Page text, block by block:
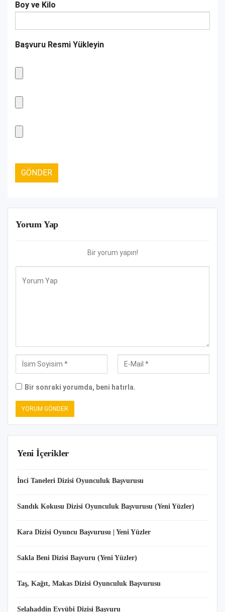
Boy ve Kilo
Başvuru Resmi Yükleyin
Yorum Yap
Bir yorum yapın!
Bir sonraki yorumda, beni hatırla.
Yeni İçerikler
İnci Taneleri Dizisi Oyunculuk Başvurusu
Sandık Kokusu Dizisi Oyunculuk Başvurusu (Yeni Yüzler)
Kara Dizisi Oyuncu Başvurusu | Yeni Yüzler
Sakla Beni Dizisi Başvuru (Yeni Yüzler)
Taş, Kağıt, Makas Dizisi Oyunculuk Başvurusu
Selahaddin Eyyübi Dizisi Başvuru